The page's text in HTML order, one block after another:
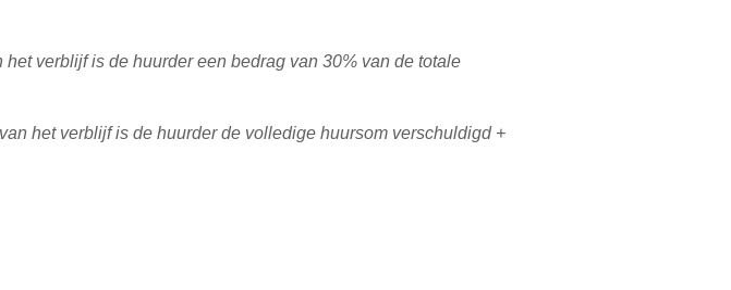
verblijf is de huurder een bedrag van 30% van de totale
het verblijf is de huurder de volledige huursom verschuldigd +